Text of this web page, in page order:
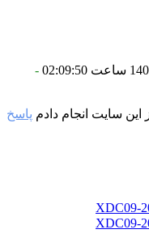
-
سایت انجام دادم پاسخ